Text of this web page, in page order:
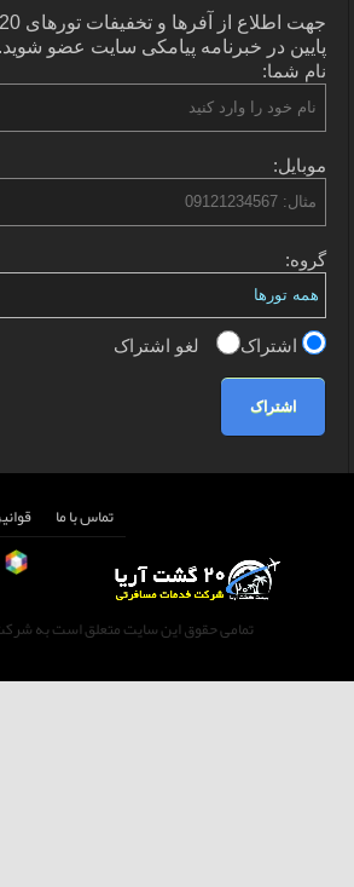
پایین در خبرنامه پیامکی سایت عضو شوید.
نام شما:
موبایل:
گروه:
اشتراک لغو اشتراک
اشتراک
تماس با ما
تمامی حقوق این سایت متعلق است به